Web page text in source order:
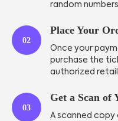
random
02
Place Your
Once your
purchase the
authorized
03
Get a Scan of
A scanned